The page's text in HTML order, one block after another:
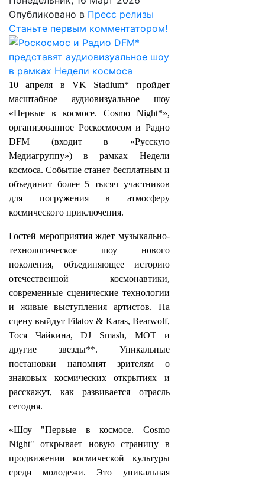
Опубликовано в Пресс релизы
Станьте первым комментатором!
10 апреля в VK Stadium* пройдет
масштабное аудиовизуальное шоу
«Первые в космосе. Cosmo Night*»,
организованное Роскосмосом и Радио
DFM (входит в «Русскую
Медиагруппу») в рамках Недели
космоса. Событие станет бесплатным и
объединит более 5 тысяч участников
для погружения в атмосферу
космического приключения.
Гостей мероприятия ждет музыкально-
технологическое шоу нового
поколения, объединяющее историю
отечественной космонавтики,
современные сценические технологии
и живые выступления артистов. На
сцену выйдут Filatov & Karas, Bearwolf,
Тося Чайкина, DJ Smash, MOT и
другие звезды**. Уникальные
постановки напомнят зрителям о
знаковых космических открытиях и
расскажут, как развивается отрасль
сегодня.
«Шоу "Первые в космосе. Cosmo
Night" открывает новую страницу в
продвижении космической культуры
среди молодежи. Это уникальная